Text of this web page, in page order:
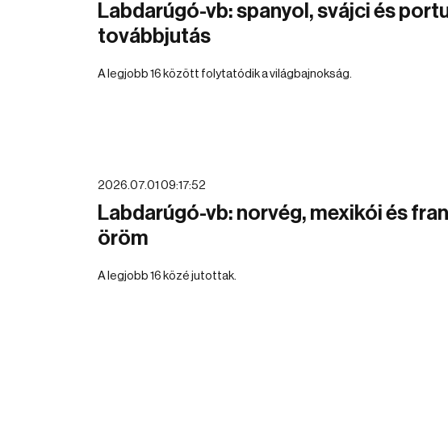
Labdarúgó-vb: spanyol, svájci és
továbbjutás
A legjobb 16 között folytatódik a világbajnokság.
2026.07.01 09:17:52
Labdarúgó-vb: norvég, mexikói és
öröm
A legjobb 16 közé jutottak.